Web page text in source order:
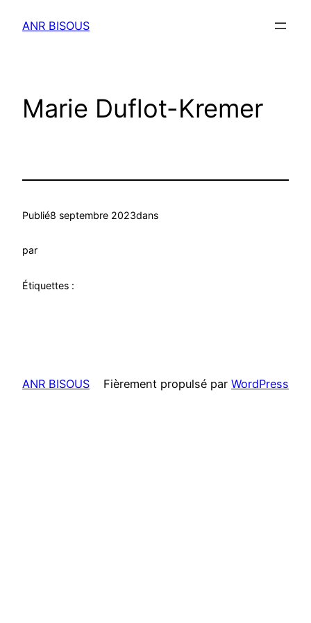
ANR BISOUS
Marie Duflot-Kremer
Publié8 septembre 2023dans
par
Étiquettes :
ANR BISOUS Fièrement propulsé par WordPress